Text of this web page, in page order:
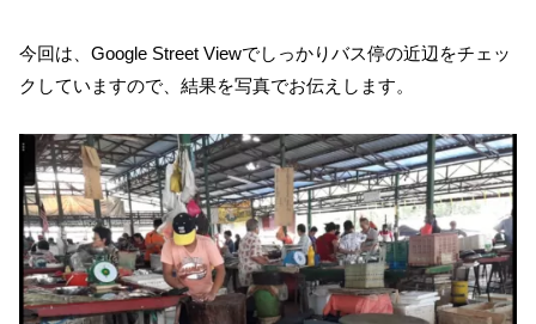
今回は、Google Street Viewでしっかりバス停の近辺をチェッ
クしていますので、結果を写真でお伝えします。